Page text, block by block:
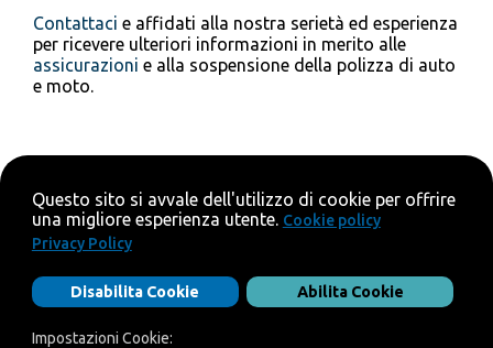
Contattaci e affidati alla nostra serietà ed esperienza
per ricevere ulteriori informazioni in merito alle
assicurazioni e alla sospensione della polizza di auto
e moto.